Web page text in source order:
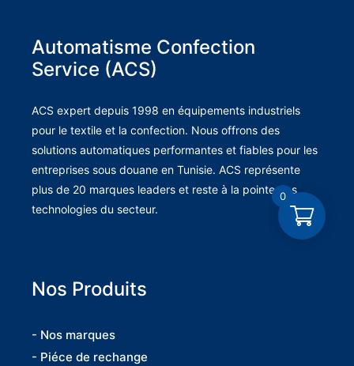
Automatisme Confection
Service (ACS)
ACS expert depuis 1998 en équipements industriels
pour le textile et la confection. Nous offrons des
solutions automatiques performantes et fiables pour les
entreprises sous douane en Tunisie. ACS représente
plus de 20 marques leaders et reste à la pointe des
technologies du secteur.
Nos Produits
- Nos marques
- Piéce de rechange
0